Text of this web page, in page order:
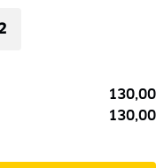
130,00
130,00